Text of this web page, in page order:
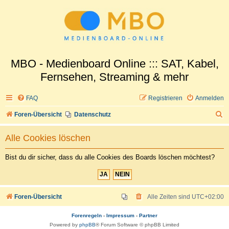
MBO - Medienboard Online ::: SAT, Kabel,
Fernsehen, Streaming & mehr
FAQ Anmelden
Registrieren
Foren-Übersicht Datenschutz
u
Alle Cookies löschen
Bist du dir sicher, dass du alle Cookies des Boards löschen möchtest?
Foren-Übersicht Alle Zeiten sind UTC+02:00
Forenregeln - Impressum - Partner
Powered by phpBB® Forum Software © phpBB Limited